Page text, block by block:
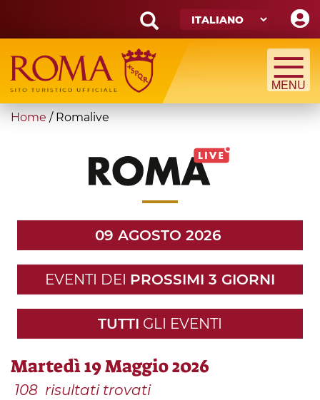
main
content
Search
form
Cerca
You
Home / Romalive
09 AGOSTO 2026
EVENTI DEI PROSSIMI 3 GIORNI
TUTTI GLI EVENTI
Martedì 19 Maggio 2026
108 risultati trovati